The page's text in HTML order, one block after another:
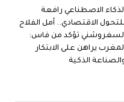
الاصطناعي رافعة
الاقتصادي.. أمل الفلاح
تؤكد من فاس:
يراهن على الابتكار
الذكية